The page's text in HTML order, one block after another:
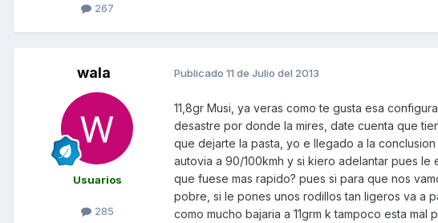
267
wala
Usuarios
285
Publicado 11 de Julio del 2013
11,8gr Musi, ya veras como te gusta esa
desastre por donde la mires, date cuenta que
que dejarte la pasta, yo e llegado a la
autovia a 90/100kmh y si kiero adelantar pues le
que fuese mas rapido? pues si para que nos
pobre, si le pones unos rodillos tan ligeros va a
como mucho bajaria a 11grm k tampoco esta mal